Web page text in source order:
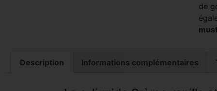
de
Description Informations complémentaires